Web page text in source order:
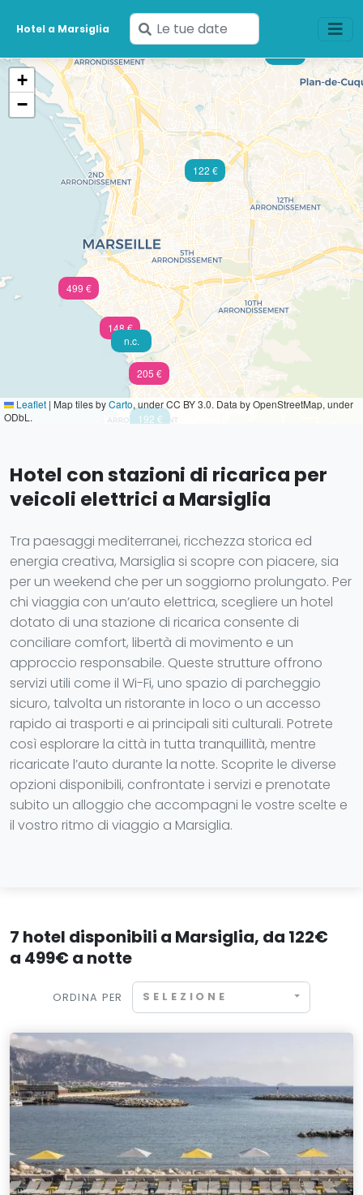
Hotel a Marsiglia
Inserisci
le
tue
date
148 €
205 €
499 €
122 €
192 €
n.c.
+
−
Leaflet | Map tiles byCarto, under CC BY 3.0. Data by OpenStreetMap, under
ODbL.
Hotel con stazioni di ricarica per
veicoli elettrici a Marsiglia
Tra paesaggi mediterranei, ricchezza storica ed
energia creativa, Marsiglia si scopre con piacere, sia
per un weekend che per un soggiorno prolungato. Per
chi viaggia con un’auto elettrica, scegliere un hotel
dotato di una stazione di ricarica consente di
conciliare comfort, libertà di movimento e un
approccio responsabile. Queste strutture offrono
servizi utili come il Wi-Fi, uno spazio di parcheggio
sicuro, talvolta un ristorante in loco o un accesso
rapido ai trasporti e ai principali siti culturali. Potrete
così esplorare la città in tutta tranquillità, mentre
ricaricate l’auto durante la notte. Scoprite le diverse
opzioni disponibili, confrontate i servizi e prenotate
subito un alloggio che accompagni le vostre scelte e
il vostro ritmo di viaggio a Marsiglia.
7 hotel disponibili a Marsiglia, da 122€
a 499€ a notte
ORDINA PER SELEZIONE